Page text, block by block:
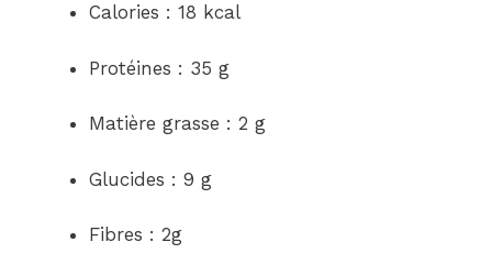
Calories : 18 kcal
Protéines : 35 g
Matière grasse : 2 g
Glucides : 9 g
Fibres : 2g